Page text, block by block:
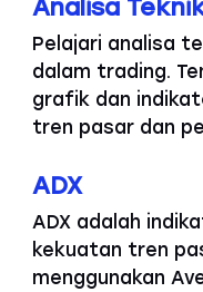
Analisa
Pelajari analisa
dalam trading.
grafik dan
tren pasar dan
ADX
ADX adalah
kekuatan tren
menggunakan